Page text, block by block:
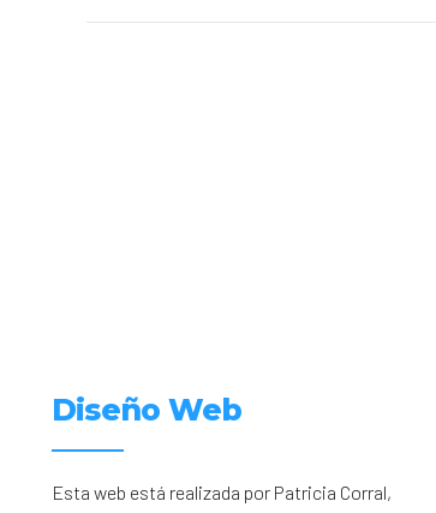
Diseño Web
Esta web está realizada por Patricia Corral,